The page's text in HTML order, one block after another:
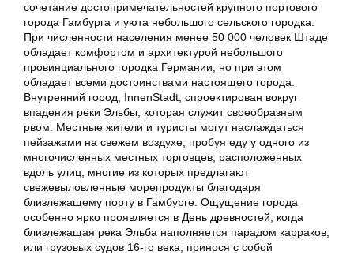
сочетание достопримечательностей крупного портового
города Гамбурга и уюта небольшого сельского городка.
При численности населения менее 50 000 человек Штаде
обладает комфортом и архитектурой небольшого
провинциального городка Германии, но при этом
обладает всеми достоинствами настоящего города.
Внутренний город, InnenStadt, спроектирован вокруг
впадения реки Эльбы, которая служит своеобразным
рвом. Местные жители и туристы могут наслаждаться
пейзажами на свежем воздухе, пробуя еду у одного из
многочисленных местных торговцев, расположенных
вдоль улиц, многие из которых предлагают
свежевыловленные морепродукты благодаря
близлежащему порту в Гамбурге. Ощущение города
особенно ярко проявляется в День древностей, когда
близлежащая река Эльба наполняется парадом карраков,
или грузовых судов 16-го века, принося с собой